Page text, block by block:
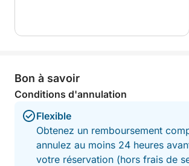
bain de soleil à l'avant), auvent,
CARACTÉRISTIQUES :
Coque en fibre de verre ultra-stable,
de 250 CV.
Bon à savoir
Conditions d'annulation
Flexible
Obtenez un remboursement
annulez au moins 24 heures
votre réservation (hors frais de